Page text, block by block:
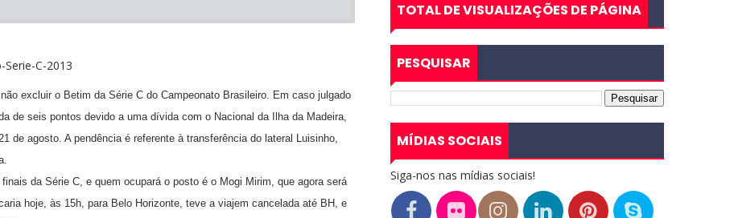
excluir o Betim da Série C do Campeonato Brasileiro. Em caso julgado
de seis pontos devido a uma dívida com o Nacional da Ilha da Madeira,
de agosto. A pendência é referente à transferência do lateral Luisinho,
da Série C, e quem ocupará o posto é o Mogi Mirim, que agora será
hoje, às 15h, para Belo Horizonte, teve a viajem cancelada até BH, e
TOTAL DE VISUALIZAÇÕES DE PÁGINA
PESQUISAR
MÍDIAS SOCIAIS
Siga-nos nas mídias sociais!